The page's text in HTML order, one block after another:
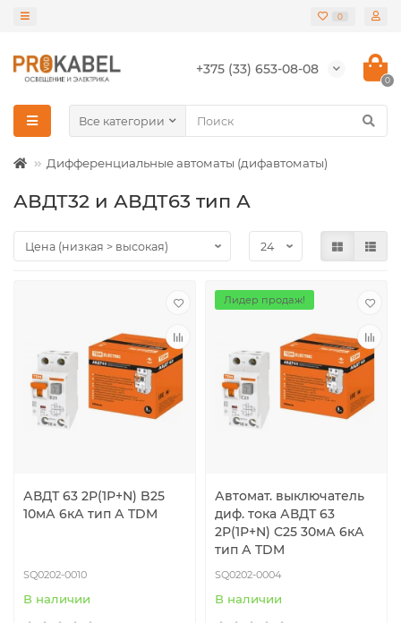
0
+375 (33) 653-08-08
0
Все категории
Дифференциальные автоматы (дифавтоматы)
АВДТ32 и АВДТ63 тип А
АВДТ 63 2Р(1Р+N) B25
10мА 6кА тип А TDM
SQ0202-0010
В наличии
Лидер продаж!
Автомат. выключатель
диф. тока АВДТ 63
2Р(1Р+N) C25 30мА 6кА
тип А TDM
SQ0202-0004
В наличии